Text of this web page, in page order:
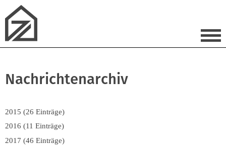
Nachrichtenarchiv
2015 (26 Einträge)
2016 (11 Einträge)
2017 (46 Einträge)